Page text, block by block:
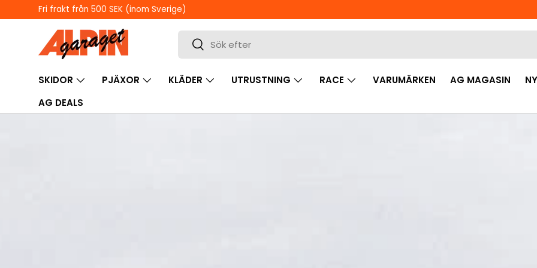
HOPPA TILL INNEHÅLL
ÖPPETTIDER I BUTIKEN
Sök
Sök
SKIDOR PJÄXOR KLÄDER UTRUSTNING RACE VARUMÄRKEN AG MAGASIN
AG DEALS